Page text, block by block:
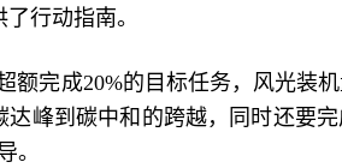
行动指南。
完成20%的目标任务，风光装
峰到碳中和的跨越，同时还要
。